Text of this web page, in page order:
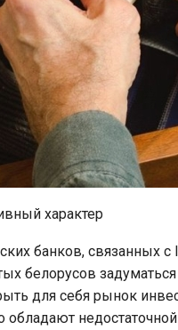
характер
банков, связанных
белорусов
для себя рынок
обладают